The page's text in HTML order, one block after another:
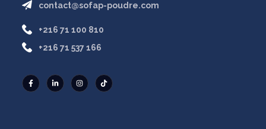
contact@sofap-poudre.com
+216 71 100 810
+216 71 537 166